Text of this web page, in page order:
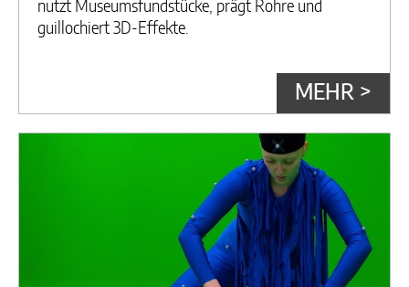
nutzt Museumsfundstücke, prägt Rohre und
guillochiert 3D-Effekte.
MEHR >